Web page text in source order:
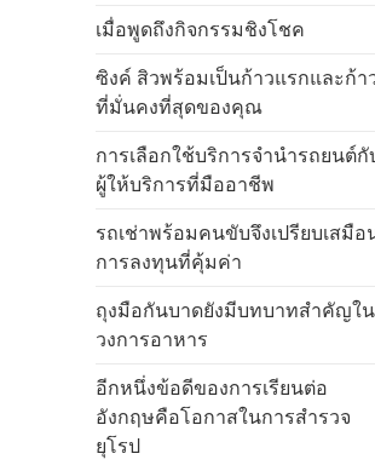
เมื่อพูดถึงกิจกรรมชิงโชค
ซิงค์ สิวพร้อมเป็นก้าวแรกและก้า
ที่มั่นคงที่สุดของคุณ
การเลือกใช้บริการจำนำรถยนต์กั
ผู้ให้บริการที่มืออาชีพ
รถเช่าพร้อมคนขับจึงเปรียบเสมือ
การลงทุนที่คุ้มค่า
ถุงมือกันบาดยังมีบทบาทสำคัญใน
วงการอาหาร
อีกหนึ่งข้อดีของการเรียนต่อ
อังกฤษคือโอกาสในการสำรวจ
ยุโรป